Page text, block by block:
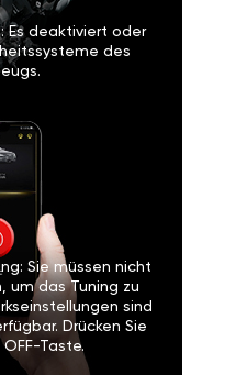
Es deaktiviert oder
des
Sie müssen nicht
um das Tuning zu
sind
Drücken Sie
Taste.